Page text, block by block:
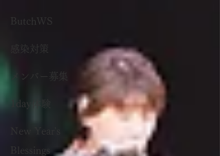
ButchWS
感染対策
メンバー募集
1day体験
New Year's
Blessings